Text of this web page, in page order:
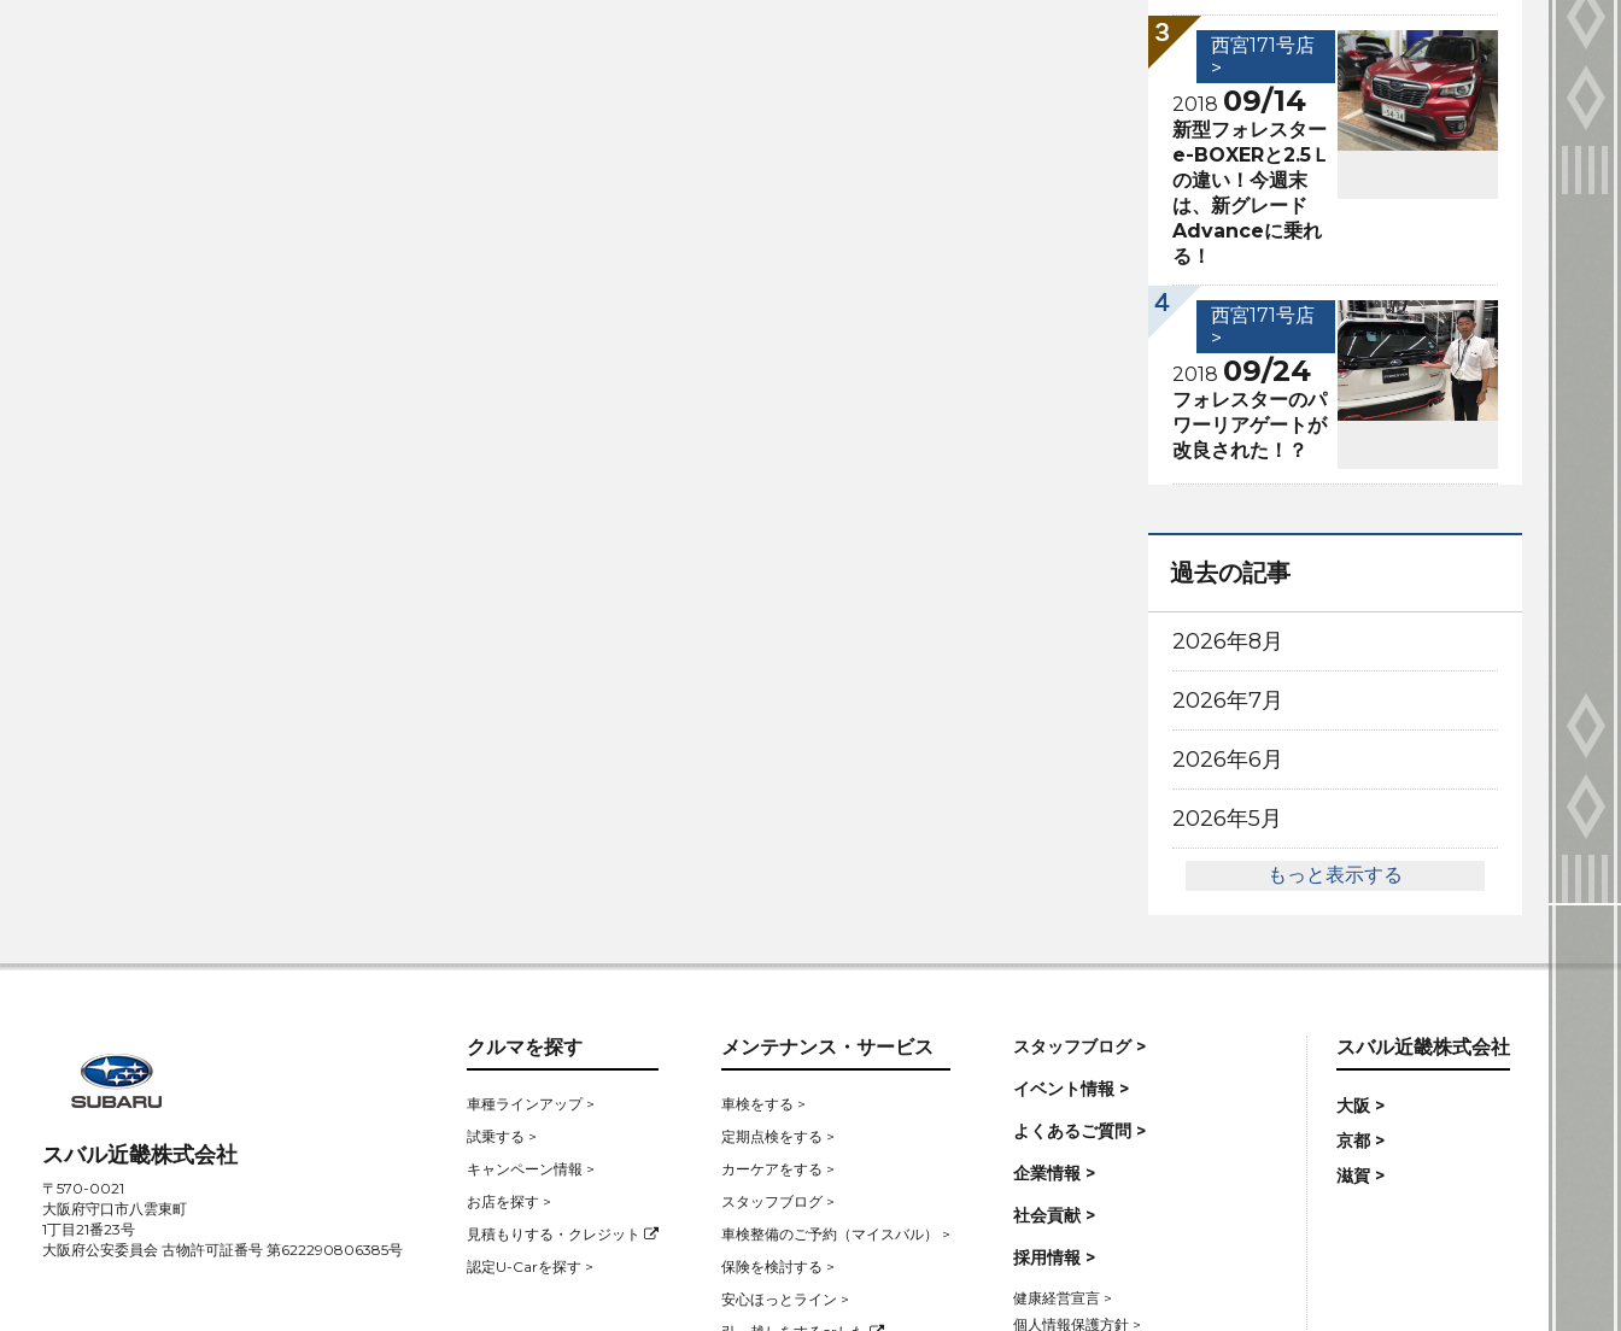
西宮171号店
>
2018 09/14
新型フォレスター
e-BOXERと2.5Ｌ
の違い！今週末
は、新グレード
Advanceに乗れ
る！
西宮171号店
>
2018 09/24
フォレスターのパ
ワーリアゲートが
改良された！？
過去の記事
2026年8月
2026年7月
2026年6月
2026年5月
もっと表示する
スバル近畿株式会社
〒570-0021
大阪府守口市八雲東町
1丁目21番23号
大阪府公安委員会 古物許可証番号 第622290806385号
クルマを探す
車種ラインアップ >
試乗する >
キャンペーン情報 >
お店を探す >
見積もりする・クレジット
認定U-Carを探す >
メンテナンス・サービス
車検をする >
定期点検をする >
カーケアをする >
スタッフブログ >
車検整備のご予約（マイスバル） >
保険を検討する >
安心ほっとライン >
スタッフブログ >
イベント情報 >
よくあるご質問 >
企業情報 >
社会貢献 >
採用情報 >
健康経営宣言 >
個人情報保護方針 >
スバル近畿株式会社
大阪 >
京都 >
滋賀 >